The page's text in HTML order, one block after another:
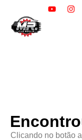
Clicando no botão